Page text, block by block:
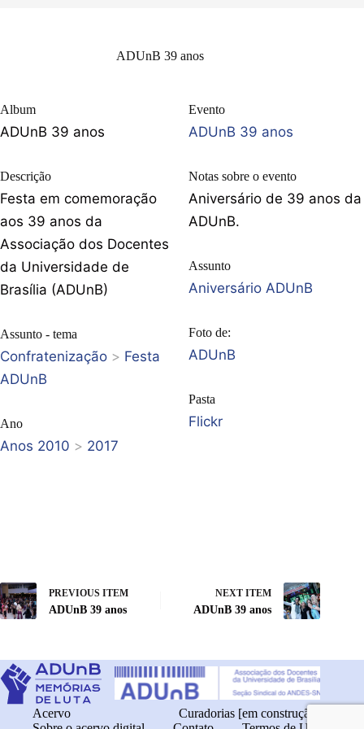
ADUnB 39 anos
Album
ADUnB 39 anos
Descrição
Festa em comemoração
aos 39 anos da
Associação dos Docentes
da Universidade de
Brasília (ADUnB)
Assunto - tema
Confratenização > Festa
ADUnB
Ano
Anos 2010 > 2017
Evento
ADUnB 39 anos
Notas sobre o evento
Aniversário de 39 anos da
ADUnB.
Assunto
Aniversário ADUnB
Foto de:
ADUnB
Pasta
Flickr
PREVIOUS ITEM
ADUnB 39 anos
NEXT ITEM
ADUnB 39 anos
Acervo
Curadorias [em construção]